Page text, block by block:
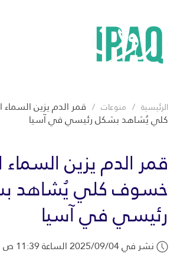
الرئيسية منوعات قمر الدم يزين
كلي يُشاهد بشكل رئيسي في آسيا
قمر الدم يزين
خسوف كلي يُشاهد
رئيسي في آسيا
نشر في 2025/09/04 الساعة 11:39 ص